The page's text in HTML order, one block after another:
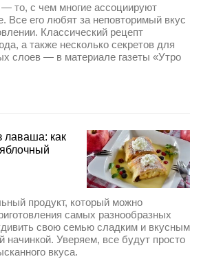
то, с чем многие ассоциируют
Все его любят за неповторимый вкус
Классический рецепт
а также несколько секретов для
слоев — в материале газеты «Утро
лаваша: как
продукт, который можно
самых разнообразных
свою семью сладким и вкусным
начинкой. Уверяем, все будут просто
вкуса.